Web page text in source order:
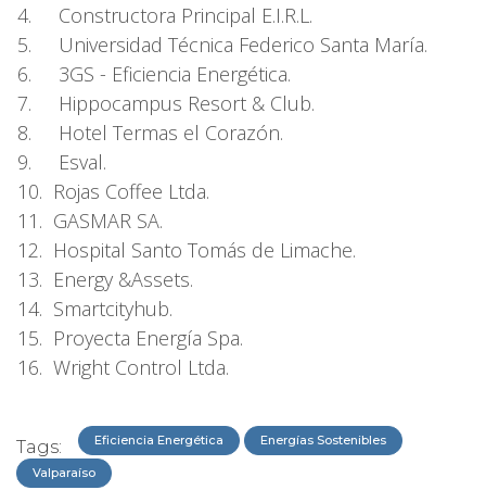
4. Constructora Principal E.I.R.L.
5. Universidad Técnica Federico Santa María.
6. 3GS - Eficiencia Energética.
7. Hippocampus Resort & Club.
8. Hotel Termas el Corazón.
9. Esval.
10. Rojas Coffee Ltda.
11. GASMAR SA.
12. Hospital Santo Tomás de Limache.
13. Energy &Assets.
14. Smartcityhub.
15. Proyecta Energía Spa.
16. Wright Control Ltda.
Tags: Eficiencia Energética Energías Sostenibles
Valparaíso